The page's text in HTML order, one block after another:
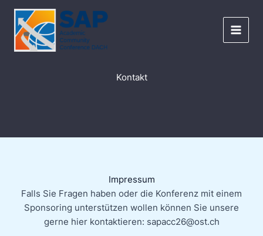
Zum
Inhalt
springen
Kontakt
Impressum
Falls Sie Fragen haben oder die Konferenz mit einem
Sponsoring unterstützen wollen können Sie unsere
gerne hier kontaktieren: sapacc26@ost.ch